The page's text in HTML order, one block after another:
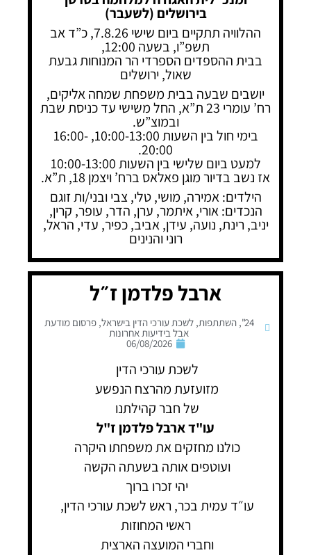
בירושלים (לשעבר)
ההלוויה תתקיים ביום שישי 7.8.26, כ”ד אב
תשפ”ו, בשעה 12:00,
בבית ההספדים הספרדי הר המנוחות גבעת
שאול, ירושלים
יושבים שבעה בבית משפחת שמחה אליקים,
רח’ עומרי 23 ת”א, החל משישי עד כניסת שבת
ובמוצ”ש.
בימי חול בין השעות 10:00-13:00, 16:00-
20:00.
למעט ביום שלישי בין השעות 10:00-13:00
אז נשב בדיור מוגן פאלאס ברח’ ויצמן 18, ת”א.
הילדים: אמירה, מושי, טלי, צבי ובני/ות זוגם
הנכדים: אורי, איתמר, ערן, הדר, עופר, קרין,
יניב, רינת, נועה, עידן, אביב, כפיר, עדי, הראל,
רוני והנינים
ארבל פלדמן ז״ל
24"
,השתתפות,לשכת עורכי הדין בישראל,פרסום מודעת
אבל בידיעות אחרונות
06/08/2026
לשכת עורכי הדין
מזועזעת מהרצח הנפשע
של חבר קהילתנו
עו"ד ארבל פלדמן ז"ל
כולנו מחזקים את משפחתו היקרה
ועוטפים אותה בשעתה הקשה
יהי זכרו ברוך
עו״ד עמית בכר, ראש לשכת עורכי הדין,
ראשי המחוזות
וחברי המועצה הארצית